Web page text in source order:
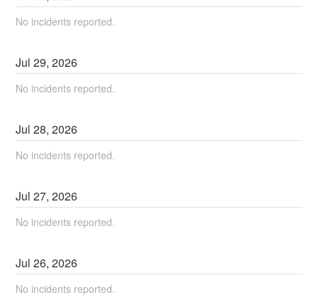
No incidents reported.
Jul29,2026
No incidents reported.
Jul28,2026
No incidents reported.
Jul27,2026
No incidents reported.
Jul26,2026
No incidents reported.